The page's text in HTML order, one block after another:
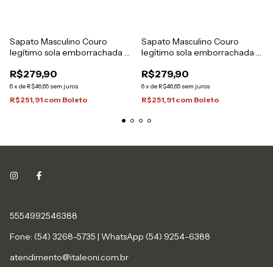
Sapato Masculino Couro
legítimo sola emborrachada e
R$279,90
6x de R$46,65 sem juros
R$251,91 com Boleto
Sapato Masculino Couro
legítimo sola emborrachada e
R$279,90
6x de R$46,65 sem juros
R$251,91 com Boleto
5554992546388
Fone: (54) 3268-5735 | WhatsApp (54) 9254-6388
atendimento@italeoni.com.br